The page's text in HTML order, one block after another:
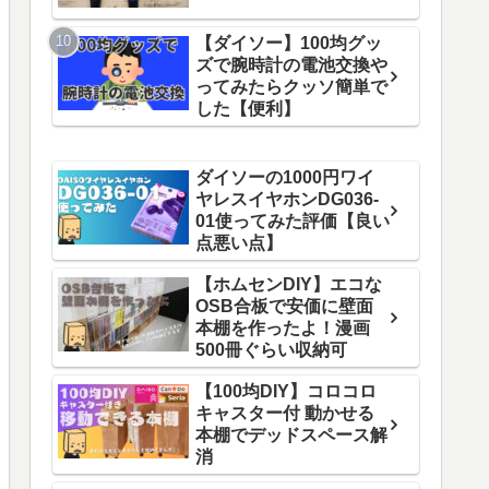
【ダイソー】100均グッ
ズで腕時計の電池交換や
ってみたらクッソ簡単で
した【便利】
ダイソーの1000円ワイ
ヤレスイヤホンDG036-
01使ってみた評価【良い
点悪い点】
【ホムセンDIY】エコな
OSB合板で安価に壁面
本棚を作ったよ！漫画
500冊ぐらい収納可
【100均DIY】コロコロ
キャスター付 動かせる
本棚でデッドスペース解
消